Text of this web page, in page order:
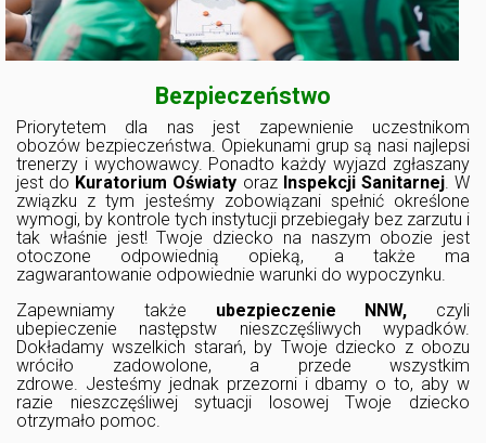
Bezpieczeństwo
Priorytetem dla nas jest zapewnienie uczestnikom
obozów bezpieczeństwa. Opiekunami grup są nasi najlepsi
trenerzy i wychowawcy. Ponadto każdy wyjazd zgłaszany
jest do Kuratorium Oświaty oraz Inspekcji Sanitarnej. W
związku z tym jesteśmy zobowiązani spełnić określone
wymogi, by kontrole tych instytucji przebiegały bez zarzutu i
tak właśnie jest! Twoje dziecko na naszym obozie jest
otoczone odpowiednią opieką, a także ma
zagwarantowanie odpowiednie warunki do wypoczynku.
Zapewniamy także ubezpieczenie NNW, czyli
ubepieczenie następstw nieszczęśliwych wypadków.
Dokładamy wszelkich starań, by Twoje dziecko z obozu
wróciło zadowolone, a przede wszystkim
zdrowe. Jesteśmy jednak przezorni i dbamy o to, aby w
razie nieszczęśliwej sytuacji losowej Twoje dziecko
otrzymało pomoc.